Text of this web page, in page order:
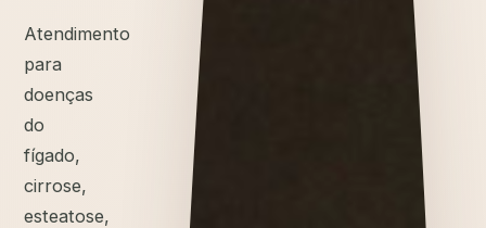
Atendimento
para
doenças
do
fígado,
cirrose,
esteatose,